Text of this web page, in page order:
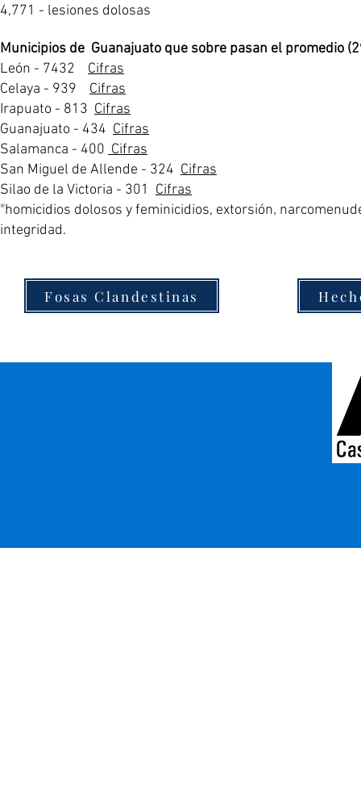
4,771 - lesiones dolosas
Municipios de Guanajuato que sobre pasan el promedio
León - 7432 Cifras
Celaya - 939 Cifras
Irapuato - 813 Cifras
Guanajuato - 434 Cifras
Salamanca - 400 Cifras
San Miguel de Allende - 324 Cifras
Silao de la Victoria - 301
Cifras
*homicidios dolosos y feminicidios, extorsión,
integridad.
Fosas Clandestinas